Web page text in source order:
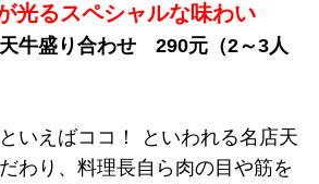
光るスペシャルな味わい
牛盛り合わせ 290元（2～3人
いえばココ！ といわれる名店天
わり、料理長自ら肉の目や筋を